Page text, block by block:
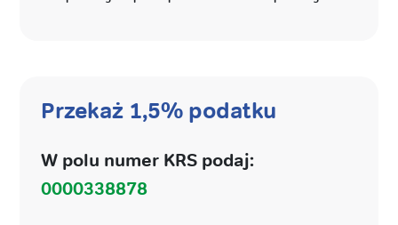
Przekaż 1,5% podatku
W polu numer KRS podaj:
0000338878